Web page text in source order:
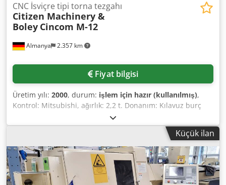
Almanya 2.357 km
CNC İsviçre tipi torna tezgahı
Citizen Machinery &
Boley Cincom M-12
Fiyat bilgisi
Üretim yılı: 2000, durum: işlem için hazır (kullanılmış),
Kontrol: Mitsubishi, ağırlık: 2,2 t. Donanım: Kılavuz burç
sistemiyle ana iş mili, karşı iş mili, iki C ekseni, birden fazla
tahrikli takım, ön ve arka yüzey işleme, çapraz işleme için
takım bloğu, otomatik parça yakalayıcı, çubuk besleyici
bağlantısı, orijinal ayar takımlarıyla takım dolabı, iş mili
izleme EWL 4444, yüksek basınçlı soğutma sıvısı beslemesi,
emiş bağlantısı. Yerinde inceleme mümkündür. Chjdpfx
Abjzcfh Re Sea
Küçük ilan